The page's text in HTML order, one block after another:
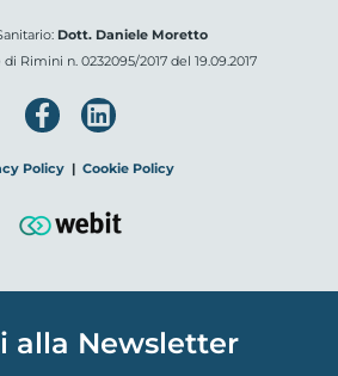
Dott. Daniele Moretto
Rimini n. 0232095/2017 del 19.09.2017
Policy | Cookie Policy
alla Newsletter